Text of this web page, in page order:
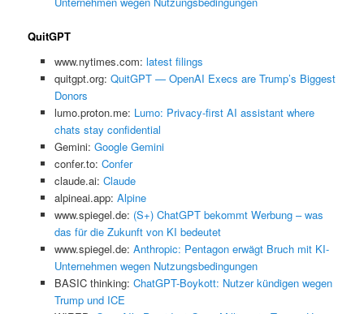
QuitGPT
www.nytimes.com: latest filings
quitgpt.org: QuitGPT — OpenAI Execs are Trump’s Biggest
Donors
lumo.proton.me: Lumo: Privacy-first AI assistant where
chats stay confidential
Gemini: ‎Google Gemini
confer.to: Confer
claude.ai: Claude
alpineai.app: Alpine
www.spiegel.de: (S+) ChatGPT bekommt Werbung – was
das für die Zukunft von KI bedeutet
www.spiegel.de: Anthropic: Pentagon erwägt Bruch mit KI-
Unternehmen wegen Nutzungsbedingungen
BASIC thinking: ChatGPT-Boykott: Nutzer kündigen wegen
Trump und ICE